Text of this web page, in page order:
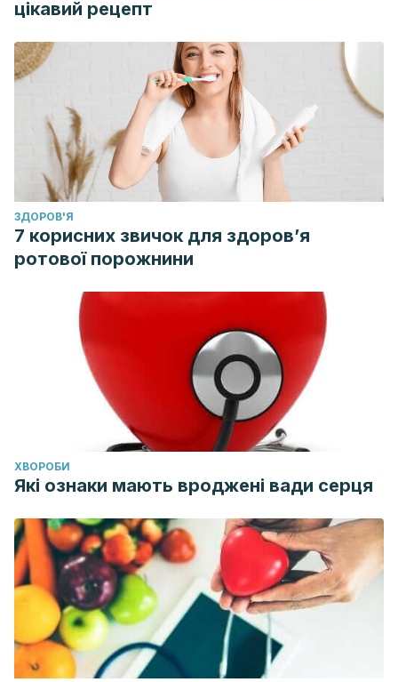
цікавий рецепт
ЗДОРОВ'Я
7 корисних звичок для здоров’я
ротової порожнини
ХВОРОБИ
Які ознаки мають вроджені вади серця